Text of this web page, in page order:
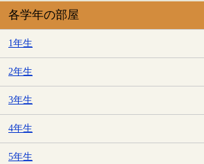
各学年の部屋
1年生
2年生
3年生
4年生
5年生